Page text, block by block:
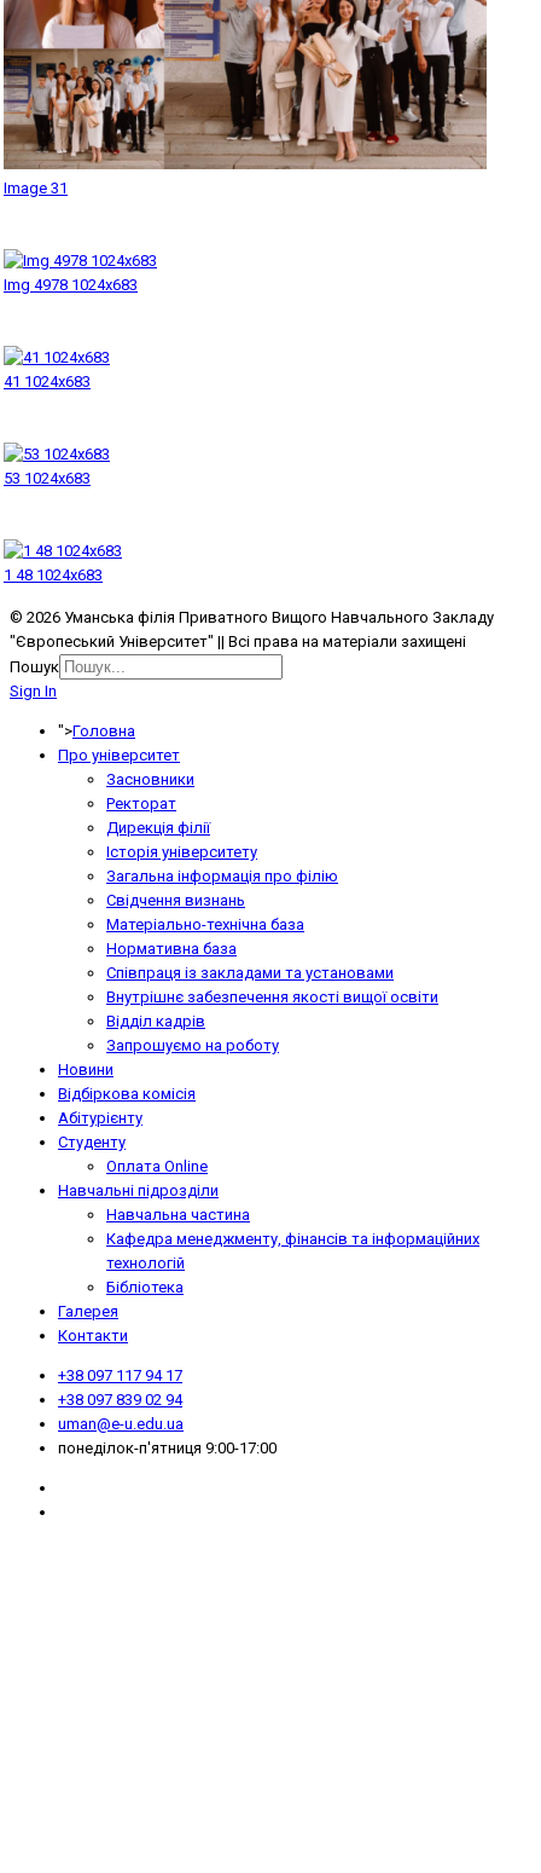
Image 31
Img 4978 1024x683
41 1024x683
53 1024x683
1 48 1024x683
© 2026 Уманська філія Приватного Вищого Навчального Закладу
"Європеський Університет" || Всі права на матеріали захищені
Пошук
Sign In
">Головна
Про університет
Засновники
Ректорат
Дирекція філії
Історія університету
Загальна інформація про філію
Свідчення визнань
Матеріально-технічна база
Нормативна база
Співпраця із закладами та установами
Внутрішнє забезпечення якості вищої освіти
Відділ кадрів
Запрошуємо на роботу
Новини
Відбіркова комісія
Абітурієнту
Студенту
Оплата Online
Навчальні підрозділи
Навчальна частина
Кафедра менеджменту, фінансів та інформаційних
технологій
Бібліотека
Галерея
Контакти
+38 097 117 94 17
+38 097 839 02 94
uman@e-u.edu.ua
понеділок-п'ятниця 9:00-17:00